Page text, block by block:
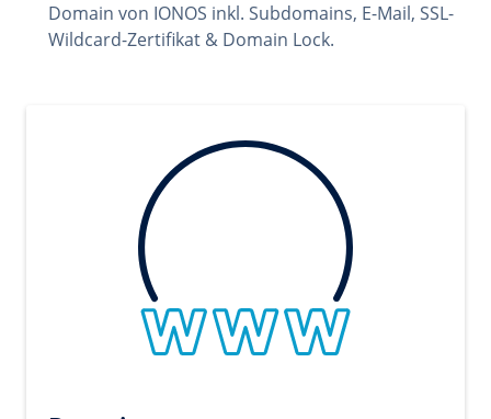
Domain von IONOS inkl. Subdomains, E-Mail, SSL-
Wildcard-Zertifikat & Domain Lock.